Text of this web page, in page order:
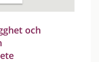
och